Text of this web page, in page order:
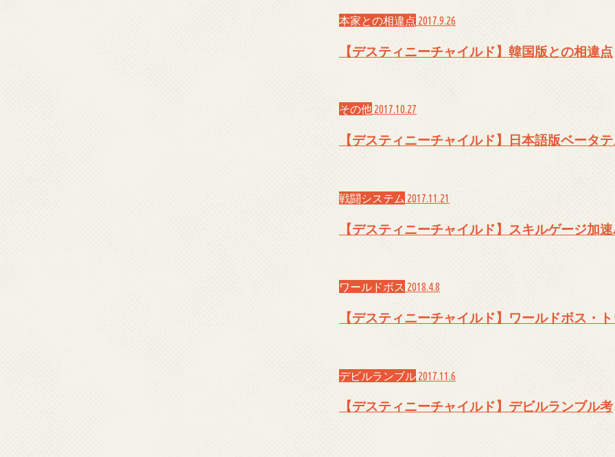
本家との相違点 2017.9.26
【デスティニーチャイルド】韓国版との相違点
その他 2017.10.27
【デスティニーチャイルド】日本語版ベータ
戦闘システム 2017.11.21
【デスティニーチャイルド】スキルゲージ加
ワールドボス 2018.4.8
【デスティニーチャイルド】ワールドボス・
デビルランブル 2017.11.6
【デスティニーチャイルド】デビルランブル考